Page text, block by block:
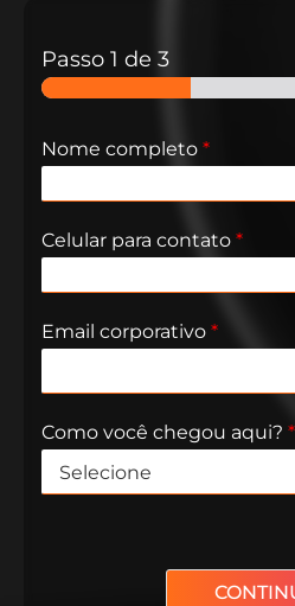
Passo 1 de 3
Nome completo *
Celular para contato​ *
Email corporativo​ *
Como você chegou aqui? *